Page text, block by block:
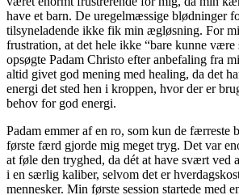
have et barn. De uregelmæssige blødninger
tilsyneladende ikke fik min ægløsning. For
frustration, at det hele ikke “bare kunne være
opsøgte Padam Christo efter anbefaling fra
altid givet god mening med healing, da det
energi det sted hen i kroppen, hvor der er
behov for god energi.
Padam emmer af en ro, som kun de færreste
første færd gjorde mig meget tryg. Det var
at føle den tryghed, da dét at have svært ved
i en særlig kaliber, selvom det er
mennesker. Min første session startede med